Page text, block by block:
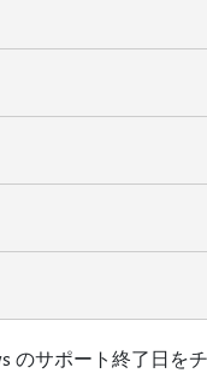
のサポート終了日を